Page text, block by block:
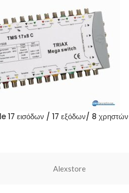
17 εισόδων / 17 εξόδων/ 8 χρηστών
Alexstore